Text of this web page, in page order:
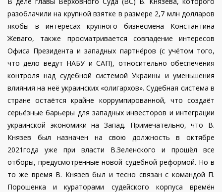
разоблачили на крупной взятке в размере 2,7 млн долларов
якобы в интересах крупного бизнесмена Константина
Жеваго, также просматривается совпадение интересов
Офиса Президента и западных партнёров (с учётом того,
что дело ведут НАБУ и САП), относительно обеспечения
контроля над судебной системой Украины и уменьшения
влияния на неё украинских «олигархов». Судебная система в
стране остаётся крайне коррумпированной, что создаёт
серьёзные барьеры для западных инвесторов и интеграции
украинской экономики на Запад. Примечательно, что В.
Князев был назначен на свою должность в октябре
2021года уже при власти В.Зеленского и прошёл все
отборы, предусмотренные новой судебной реформой. Но в
то же время В. Князев был и тесно связан с командой П.
Порошенка и кураторами судейского корпуса времён